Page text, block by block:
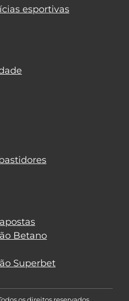
Betano
Superbet